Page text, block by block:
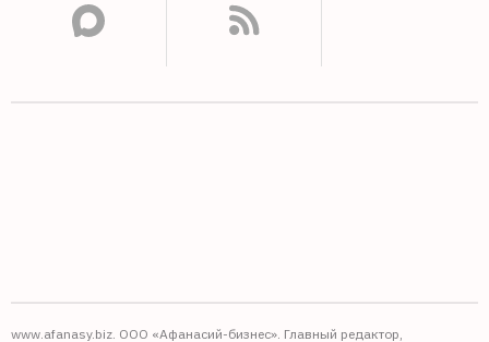
www.afanasy.biz. ООО «Афанасий-бизнес». Главный редактор,